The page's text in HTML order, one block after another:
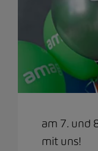
am 7. und
mit uns!